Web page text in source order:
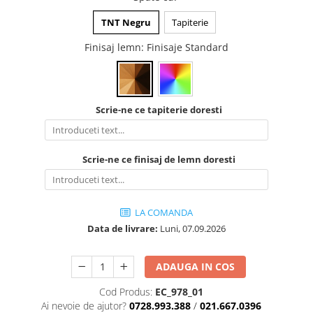
Vitrina bar / retrobar
Blaturi din Topalit
Blaturi din HPL Compact
Blaturi din piatra naturala si
Scaune de lucru
TNT Negru Tapiterie
Finisaj lemn: Finisaje Standard
Scrie-ne ce tapiterie doresti
Scrie-ne ce finisaj de lemn doresti
LA COMANDA
Data de livrare: Luni,07.09.2026
ADAUGA IN COS
Cod Produs: EC_978_01
Ai nevoie de ajutor? 0728.993.388 / 021.667.0396